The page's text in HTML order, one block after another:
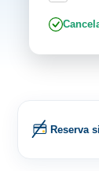
Reserva